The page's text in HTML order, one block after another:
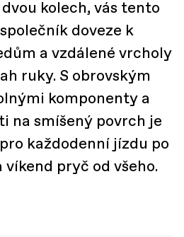
kolech, vás tento
doveze k
a vzdálené vrcholy
ruky. S obrovským
komponenty a
na smíšený povrch je
každodenní jízdu po
pryč od všeho.